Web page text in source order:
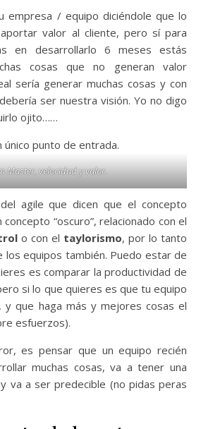
empresa / equipo diciéndole que lo
valor al cliente, pero sí para
en desarrollarlo 6 meses estás
cosas que no generan valor
sería generar muchas cosas y con
ser nuestra visión. Yo no digo
ojito……
Master, velocidad y valor.
agile que dicen que el concepto
concepto “oscuro”, relacionado con el
o con el taylorismo, por lo tanto
los equipos también. Puedo estar de
es comparar la productividad de
si lo que quieres es que tu equipo
y que haga más y mejores cosas el
esfuerzos).
es pensar que un equipo recién
muchas cosas, va a tener una
va a ser predecible (no pidas peras